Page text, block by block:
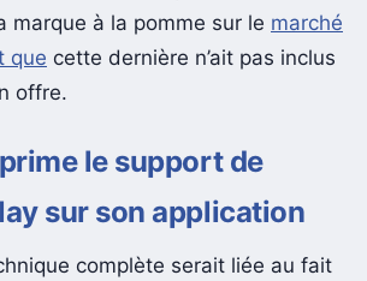
marque à la pomme sur le marché
que cette dernière n’ait pas inclus
offre.
le support de
sur son application
complète serait liée au fait